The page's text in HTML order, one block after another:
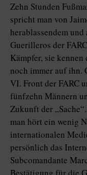
Zehn Stunden
spricht man von
herablassendem
Guerilleros der
Kämpfer, sie
noch immer auf ihn.
VI. Front der FARC
fünfzehn Männern
Zukunft der
man hört ein wenig
internationalen
persönlich das
Subcomandante